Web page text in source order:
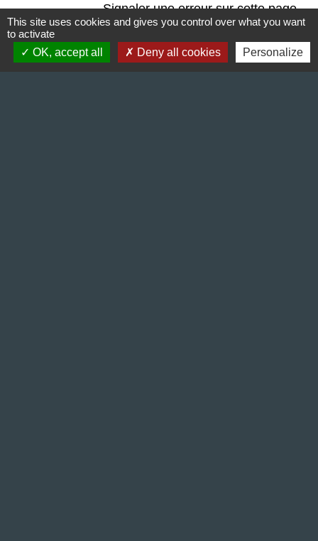
Signaler une erreur sur cette page
This site uses cookies and gives you control over what you want
to activate
OK, accept all
Deny all cookies Personalize